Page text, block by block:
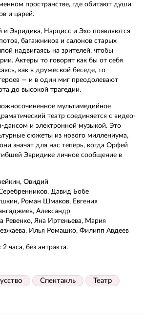
пространстве, где обитают души
и царей.
Эвридика, Нарцисс и Эхо появляются
багажников и салонов старых
надвигаясь на зрителей, чтобы
Актеры то говорят как бы от себя
как в дружеской беседе, то
— и в один миг преодолевают
до высокой трагедии.
мультимедийное
театр соединяется с видео-
дансом и электронной музыкой. Это
сюжеты из нового миллениума,
значат для нас теперь, когда Орфей
Эвридике личное сообщение в
Овидий
Давид Бобе
Роман Шмаков, Евгения
Александр
Ревенко, Яна Иртеньева, Мария
Илья Ромашко, Филипп Авдеев
2 часа, без антракта.
Спектакль Театр